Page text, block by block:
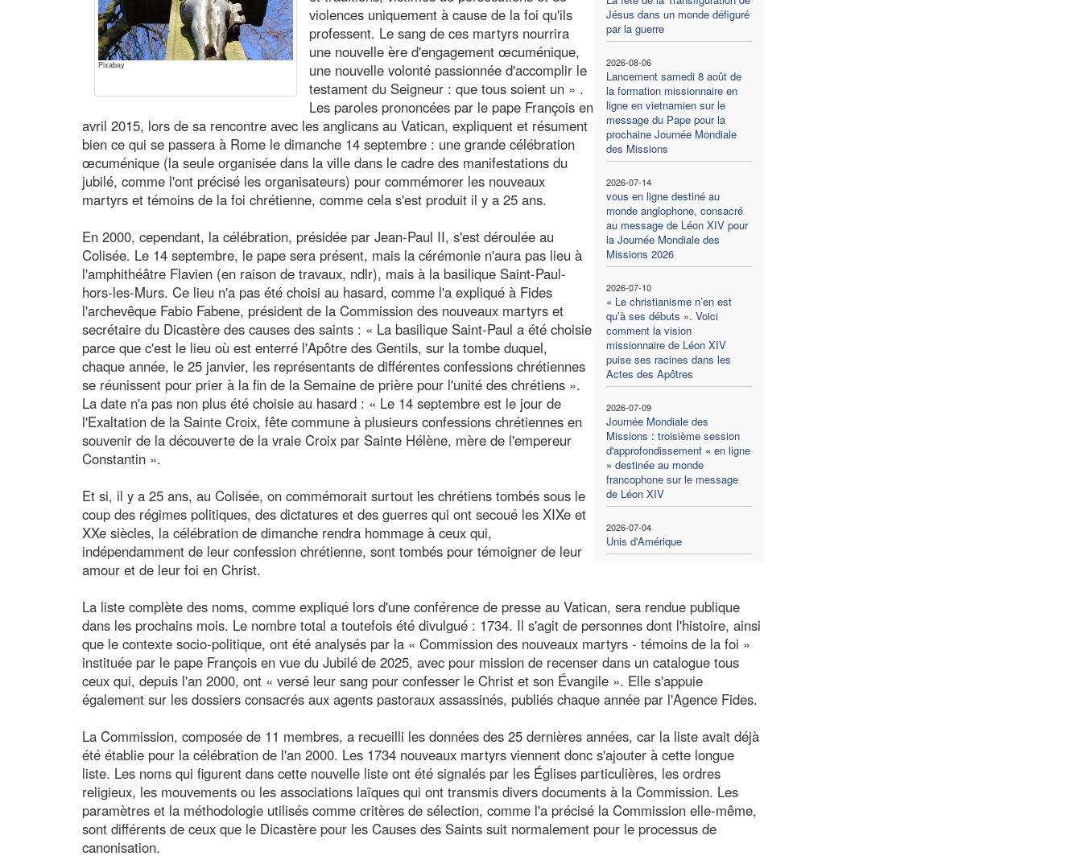
Pixabay
Jésus dans un monde défiguré
par la guerre
2026-08-06
Lancement samedi 8 août de
la formation missionnaire en
ligne en vietnamien sur le
message du Pape pour la
prochaine Journée Mondiale
des Missions
2026-07-14
vous en ligne destiné au
monde anglophone, consacré
au message de Léon XIV pour
la Journée Mondiale des
Missions 2026
2026-07-10
« Le christianisme n’en est
qu’à ses débuts ». Voici
comment la vision
missionnaire de Léon XIV
puise ses racines dans les
Actes des Apôtres
2026-07-09
Journée Mondiale des
Missions : troisième session
d'approfondissement « en ligne
» destinée au monde
francophone sur le message
de Léon XIV
2026-07-04
Unis d'Amérique
violences uniquement à cause de la foi qu'ils
professent. Le sang de ces martyrs nourrira
une nouvelle ère d'engagement œcuménique,
une nouvelle volonté passionnée d'accomplir le
testament du Seigneur : que tous soient un » .
Les paroles prononcées par le pape François en
avril 2015, lors de sa rencontre avec les anglicans au Vatican, expliquent et résument
bien ce qui se passera à Rome le dimanche 14 septembre : une grande célébration
œcuménique (la seule organisée dans la ville dans le cadre des manifestations du
jubilé, comme l'ont précisé les organisateurs) pour commémorer les nouveaux
martyrs et témoins de la foi chrétienne, comme cela s'est produit il y a 25 ans.
En 2000, cependant, la célébration, présidée par Jean-Paul II, s'est déroulée au
Colisée. Le 14 septembre, le pape sera présent, mais la cérémonie n'aura pas lieu à
l'amphithéâtre Flavien (en raison de travaux, ndlr), mais à la basilique Saint-Paul-
hors-les-Murs. Ce lieu n'a pas été choisi au hasard, comme l'a expliqué à Fides
l'archevêque Fabio Fabene, président de la Commission des nouveaux martyrs et
secrétaire du Dicastère des causes des saints : « La basilique Saint-Paul a été choisie
parce que c'est le lieu où est enterré l'Apôtre des Gentils, sur la tombe duquel,
chaque année, le 25 janvier, les représentants de différentes confessions chrétiennes
se réunissent pour prier à la fin de la Semaine de prière pour l'unité des chrétiens ».
La date n'a pas non plus été choisie au hasard : « Le 14 septembre est le jour de
l'Exaltation de la Sainte Croix, fête commune à plusieurs confessions chrétiennes en
souvenir de la découverte de la vraie Croix par Sainte Hélène, mère de l'empereur
Constantin ».
Et si, il y a 25 ans, au Colisée, on commémorait surtout les chrétiens tombés sous le
coup des régimes politiques, des dictatures et des guerres qui ont secoué les XIXe et
XXe siècles, la célébration de dimanche rendra hommage à ceux qui,
indépendamment de leur confession chrétienne, sont tombés pour témoigner de leur
amour et de leur foi en Christ.
La liste complète des noms, comme expliqué lors d'une conférence de presse au Vatican, sera rendue publique
dans les prochains mois. Le nombre total a toutefois été divulgué : 1734. Il s'agit de personnes dont l'histoire, ainsi
que le contexte socio-politique, ont été analysés par la « Commission des nouveaux martyrs - témoins de la foi »
instituée par le pape François en vue du Jubilé de 2025, avec pour mission de recenser dans un catalogue tous
ceux qui, depuis l'an 2000, ont « versé leur sang pour confesser le Christ et son Évangile ». Elle s'appuie
également sur les dossiers consacrés aux agents pastoraux assassinés, publiés chaque année par l'Agence Fides.
La Commission, composée de 11 membres, a recueilli les données des 25 dernières années, car la liste avait déjà
été établie pour la célébration de l'an 2000. Les 1734 nouveaux martyrs viennent donc s'ajouter à cette longue
liste. Les noms qui figurent dans cette nouvelle liste ont été signalés par les Églises particulières, les ordres
religieux, les mouvements ou les associations laïques qui ont transmis divers documents à la Commission. Les
paramètres et la méthodologie utilisés comme critères de sélection, comme l'a précisé la Commission elle-même,
sont différents de ceux que le Dicastère pour les Causes des Saints suit normalement pour le processus de
canonisation.